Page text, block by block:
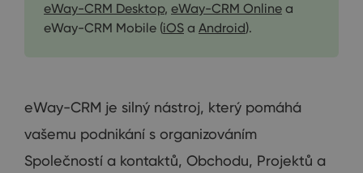
eWay-CRM Desktop, eWay-CRM Online a
eWay-CRM Mobile (iOS a Android).
eWay-CRM je silný nástroj, který pomáhá
vašemu podnikání s organizováním
Společností a kontaktů, Obchodu, Projektů a